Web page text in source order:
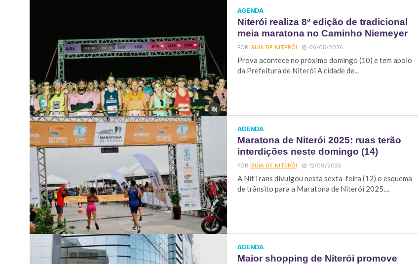
AGENDA
Niterói realiza 8ª edição de tradicional
meia maratona no Caminho Niemeyer
PORGUIA DE NITERÓI 06/05/2026
Prova acontece no próximo domingo (10) e tem apoio
da Prefeitura de Niterói A cidade de...
AGENDA
Maratona de Niterói 2025: ruas terão
interdições neste domingo (14)
PORGUIA DE NITERÓI 12/09/2025
A NitTrans divulgou nesta sexta-feira (12) o esquema
de trânsito para a Maratona de Niterói 2025....
AGENDA
Maior shopping de Niterói promove